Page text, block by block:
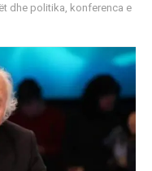
dhe politika, konferenca e